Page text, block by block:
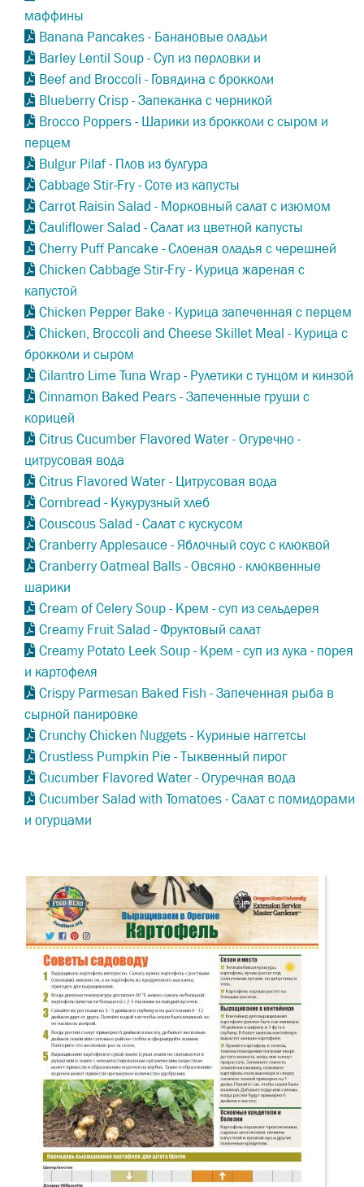
маффины
Banana Pancakes - Банановые оладьи
Barley Lentil Soup - Суп из перловки и
Beef and Broccoli - Говядина с брокколи
Blueberry Crisp - Запеканка с черникой
Brocco Poppers - Шарики из брокколи с сыром и
перцем
Bulgur Pilaf - Плов из булгура
Cabbage Stir-Fry - Соте из капусты
Carrot Raisin Salad - Морковный салат с изюмом
Cauliflower Salad - Салат из цветной капусты
Cherry Puff Pancake - Слоеная оладья с черешней
Chicken Cabbage Stir-Fry - Курица жареная с
капустой
Chicken Pepper Bake - Курица запеченная с перцем
Chicken, Broccoli and Cheese Skillet Meal - Курица с
брокколи и сыром
Cilantro Lime Tuna Wrap - Рулетики с тунцом и кинзой
Cinnamon Baked Pears - Запеченные груши с
корицей
Citrus Cucumber Flavored Water - Огуречно -
цитрусовая вода
Citrus Flavored Water - Цитрусовая вода
Cornbread - Кукурузный хлеб
Couscous Salad - Салат с кускусом
Cranberry Applesauce - Яблочный соус с клюквой
Cranberry Oatmeal Balls - Овсяно - клюквенные
шарики
Cream of Celery Soup - Крем - суп из сельдерея
Creamy Fruit Salad - Фруктовый салат
Creamy Potato Leek Soup - Крем - суп из лука - порея
и картофеля
Crispy Parmesan Baked Fish - Запеченная рыба в
сырной панировке
Crunchy Chicken Nuggets - Куриные наггетсы
Crustless Pumpkin Pie - Тыквенный пирог
Cucumber Flavored Water - Огуречная вода
Cucumber Salad with Tomatoes - Салат с помидорами
и огурцами